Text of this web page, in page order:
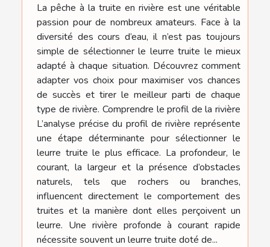
La pêche à la truite en rivière est une véritable
passion pour de nombreux amateurs. Face à la
diversité des cours d’eau, il n’est pas toujours
simple de sélectionner le leurre truite le mieux
adapté à chaque situation. Découvrez comment
adapter vos choix pour maximiser vos chances
de succès et tirer le meilleur parti de chaque
type de rivière. Comprendre le profil de la rivière
L’analyse précise du profil de rivière représente
une étape déterminante pour sélectionner le
leurre truite le plus efficace. La profondeur, le
courant, la largeur et la présence d’obstacles
naturels, tels que rochers ou branches,
influencent directement le comportement des
truites et la manière dont elles perçoivent un
leurre. Une rivière profonde à courant rapide
nécessite souvent un leurre truite doté de...